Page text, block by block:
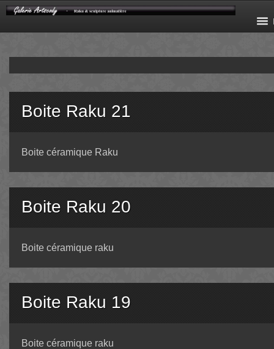
Boite Raku 21
Boite céramique Raku
Boite Raku 20
Boite céramique raku
Boite Raku 19
Boite céramique raku